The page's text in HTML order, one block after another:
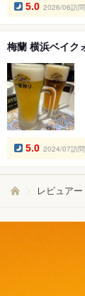
5.0 2026/06訪問
梅蘭 横浜ベイク
5.0 2024/07訪問
レビュア